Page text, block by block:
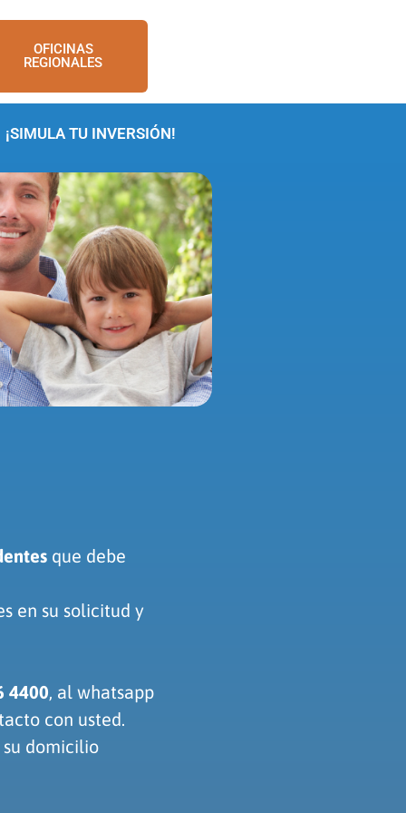
OFICINAS
REGIONALES
¡SIMULA TU INVERSIÓN!
que debe
en su solicitud y
4400, al whatsapp
con usted.
domicilio